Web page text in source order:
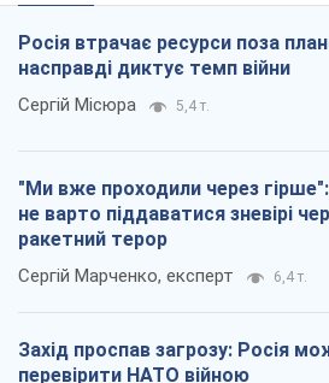
Росія втрачає ресурси поза
насправді диктує темп війни
Сергій Місюра 5,4 т.
"Ми вже проходили через гірше":
не варто піддаватися зневірі
ракетний терор
Сергій Марченко, експерт 6,4 т.
Захід проспав загрозу: Росія
перевірити НАТО війною